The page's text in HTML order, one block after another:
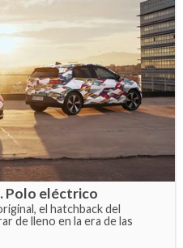
Polo eléctrico
el hatchback del
de lleno en la era de las